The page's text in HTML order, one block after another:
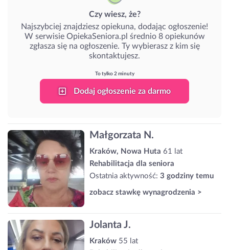
Czy wiesz, że?
Najszybciej znajdziesz opiekuna, dodając ogłoszenie!
W serwisie OpiekaSeniora.pl średnio 8 opiekunów
zgłasza się na ogłoszenie. Ty wybierasz z kim się
skontaktujesz.
To tylko 2 minuty
Dodaj ogłoszenie za darmo
Małgorzata N.
Kraków, Nowa Huta 61 lat
Rehabilitacja dla seniora
Ostatnia aktywność: 3 godziny temu
zobacz stawkę wynagrodzenia >
Jolanta J.
Kraków 55 lat